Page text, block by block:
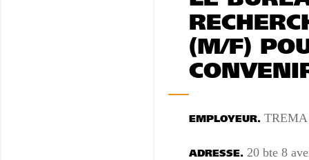
(M/F)
EMPLOYEUR.
ADRESSE. 20 bte 8